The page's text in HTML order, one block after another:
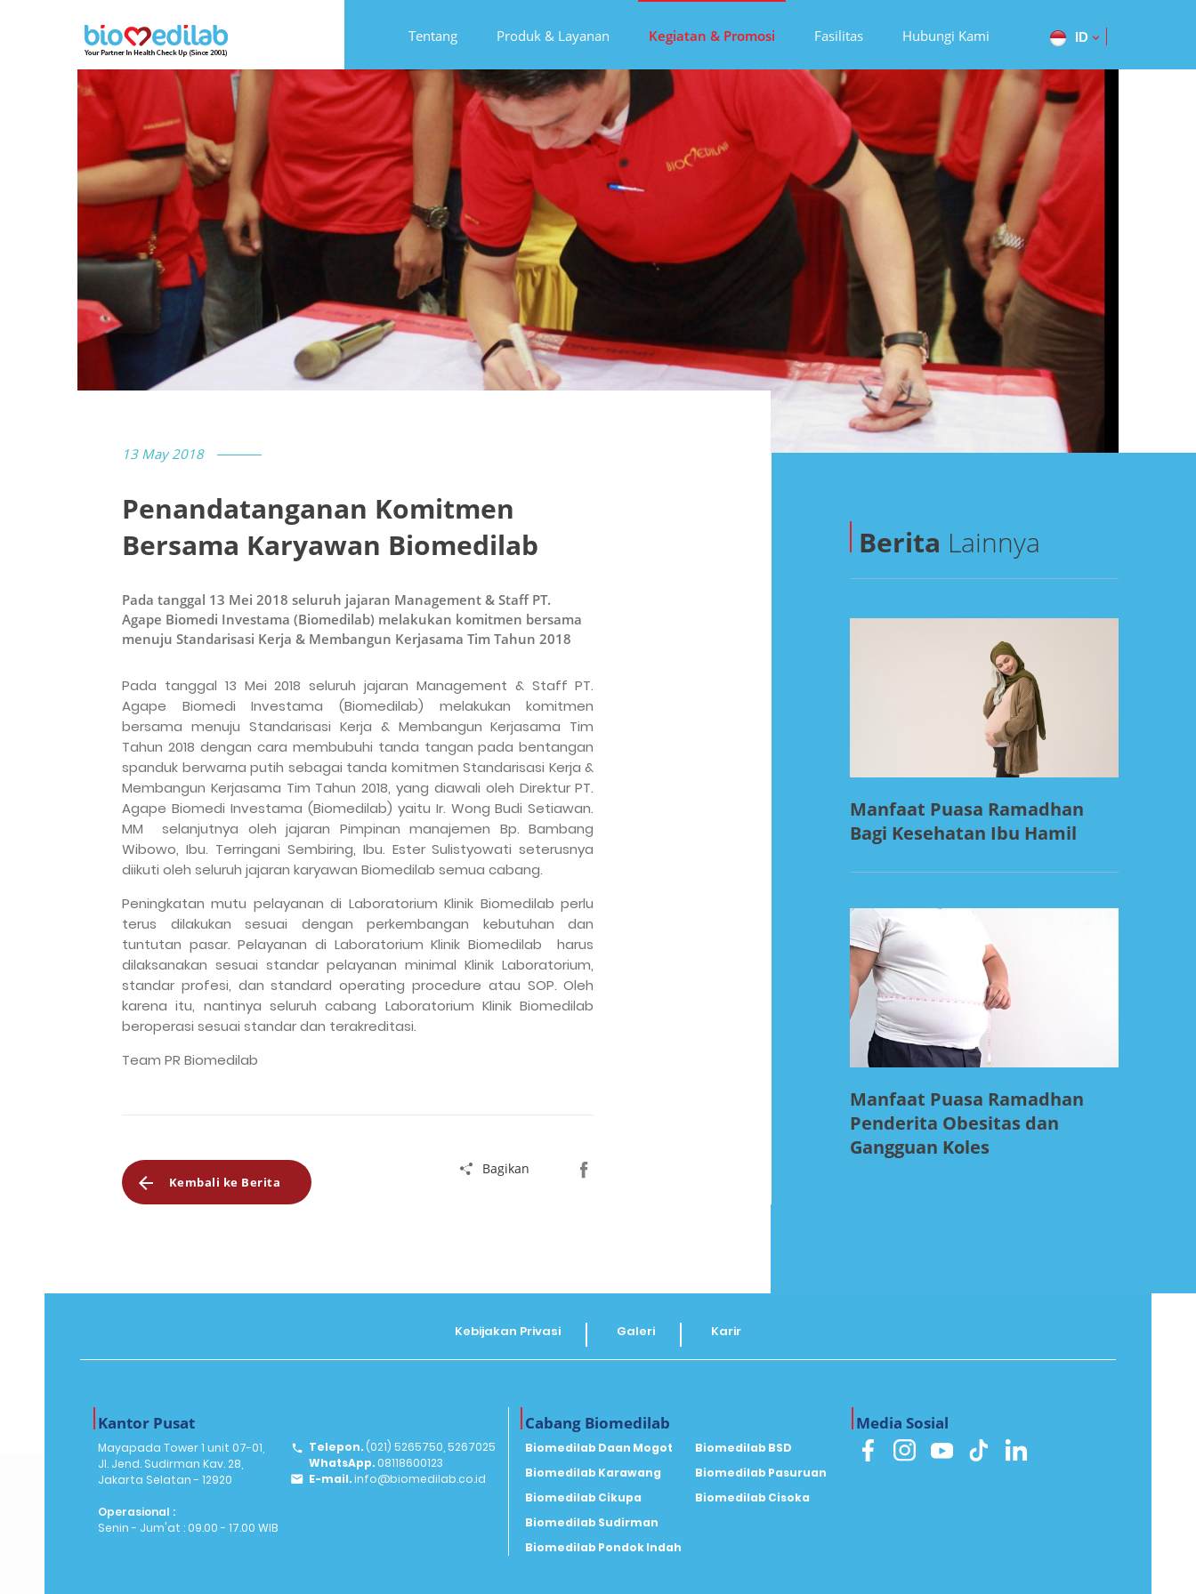
Tentang Produk & Layanan Kegiatan & Promosi Fasilitas Hubungi Kami ID
13 May 2018
Penandatanganan Komitmen
Bersama Karyawan Biomedilab
Pada tanggal 13 Mei 2018 seluruh jajaran Management & Staff PT.
Agape Biomedi Investama (Biomedilab) melakukan komitmen bersama
menuju Standarisasi Kerja & Membangun Kerjasama Tim Tahun 2018
Pada tanggal 13 Mei 2018 seluruh jajaran Management & Staff PT.
Agape Biomedi Investama (Biomedilab) melakukan komitmen
bersama menuju Standarisasi Kerja & Membangun Kerjasama Tim
Tahun 2018 dengan cara membubuhi tanda tangan pada bentangan
spanduk berwarna putih sebagai tanda komitmen Standarisasi Kerja &
Membangun Kerjasama Tim Tahun 2018, yang diawali oleh Direktur PT.
Agape Biomedi Investama (Biomedilab) yaitu Ir. Wong Budi Setiawan.
MM selanjutnya oleh jajaran Pimpinan manajemen Bp. Bambang
Wibowo, Ibu. Terringani Sembiring, Ibu. Ester Sulistyowati seterusnya
diikuti oleh seluruh jajaran karyawan Biomedilab semua cabang.
Peningkatan mutu pelayanan di Laboratorium Klinik Biomedilab perlu
terus dilakukan sesuai dengan perkembangan kebutuhan dan
tuntutan pasar. Pelayanan di Laboratorium Klinik Biomedilab harus
dilaksanakan sesuai standar pelayanan minimal Klinik Laboratorium,
standar profesi, dan standard operating procedure atau SOP. Oleh
karena itu, nantinya seluruh cabang Laboratorium Klinik Biomedilab
beroperasi sesuai standar dan terakreditasi.
Team PR Biomedilab
Kembali ke Berita
Bagikan
Berita Lainnya
Manfaat Puasa Ramadhan
Bagi Kesehatan Ibu Hamil
Manfaat Puasa Ramadhan
Penderita Obesitas dan
Gangguan Koles
Kebijakan Privasi Galeri Karir
Kantor Pusat
Mayapada Tower 1 unit 07-01,
Jl. Jend. Sudirman Kav. 28,
Jakarta Selatan - 12920
Operasional :
Senin - Jum'at : 09.00 - 17.00 WIB
Telepon. (021) 5265750, 5267025
WhatsApp. 08118600123
E-mail.info@biomedilab.co.id
Cabang Biomedilab
Biomedilab Daan Mogot
Biomedilab Karawang
Biomedilab Cikupa
Biomedilab Sudirman
Biomedilab Pondok Indah
Biomedilab BSD
Biomedilab Pasuruan
Biomedilab Cisoka
Media Sosial